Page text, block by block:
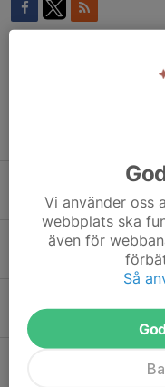
Vi söker en
Ingen
17 sep 2025
Utvärdering
30 maj 2025
Vi använder oss
webbplats ska
även för
Så